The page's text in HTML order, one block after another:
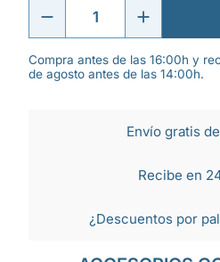
Compra antes de las 16:00h y
de agosto antes de las 14:00h.
Envío gratis
Recibe en
¿Descuentos por